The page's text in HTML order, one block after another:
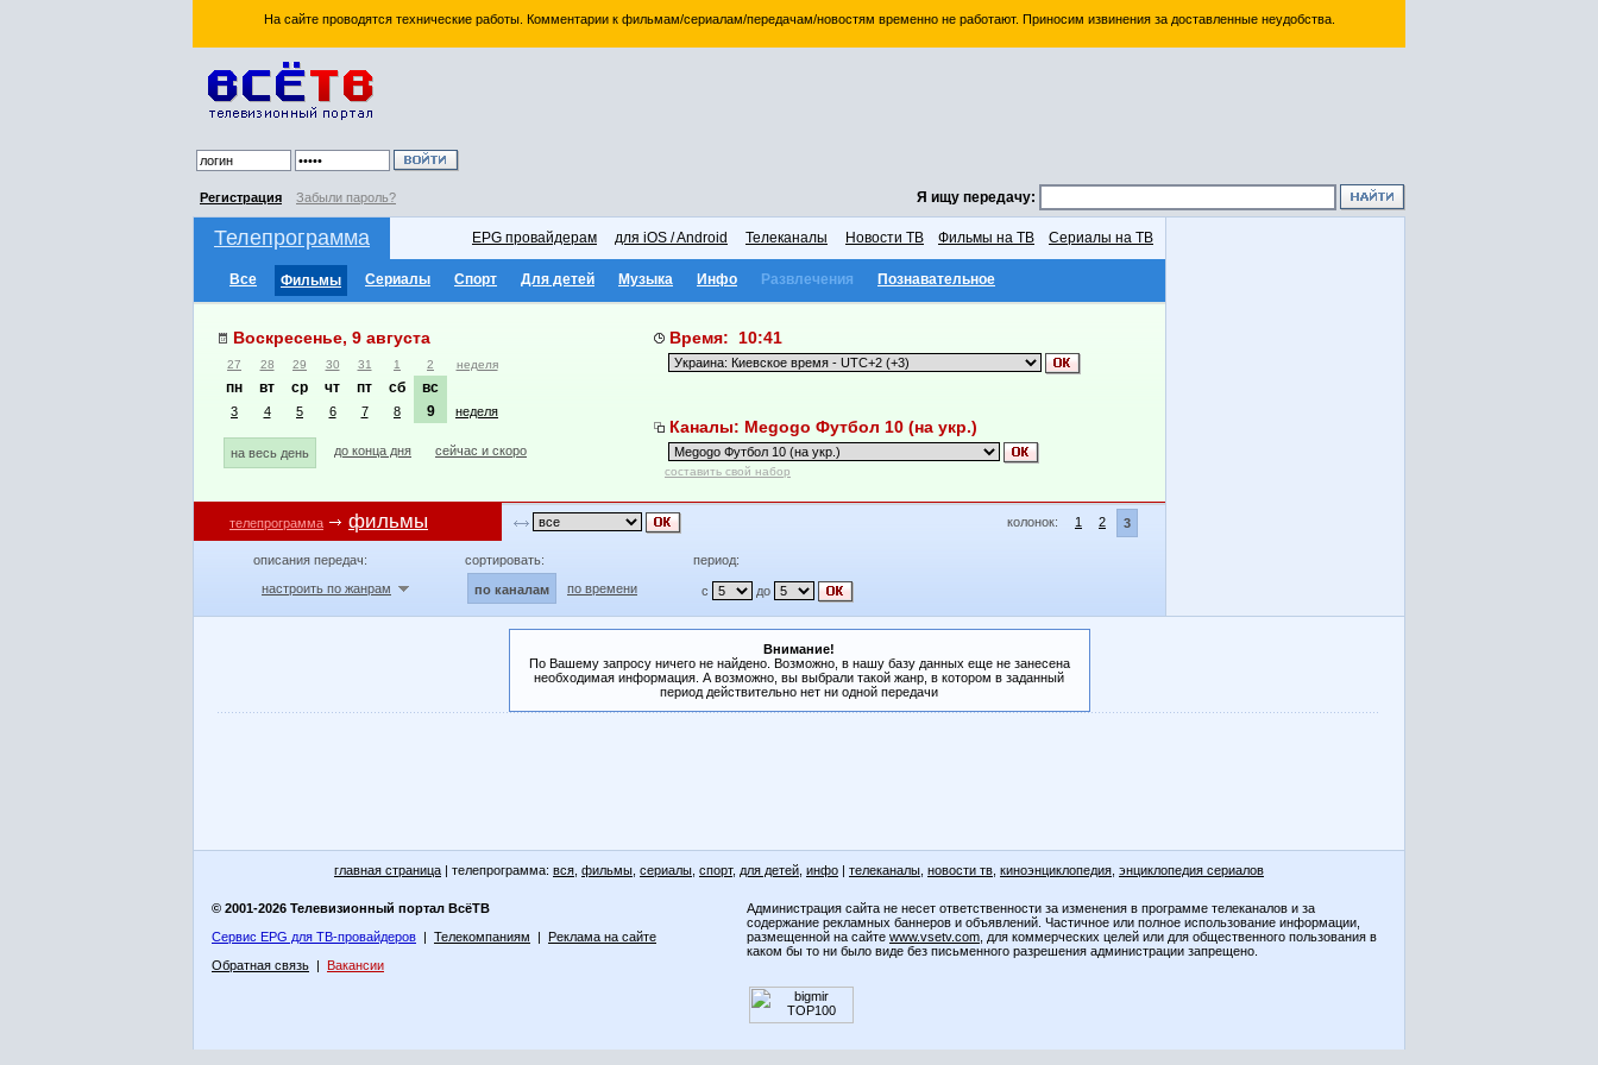
На сайте проводятся технические работы. Комментарии к фильмам/сериалам/передачам/новостям временно не работают. Приносим извинения за доставленные неудобства.
Регистрация Забыли пароль? Я ищу передачу:
Телепрограмма EPG провайдерам для iOS / Android Телеканалы Новости ТВ Фильмы на ТВ Сериалы на ТВ
Все Фильмы Сериалы Спорт Для детей Музыка Инфо Развлечения Познавательное
Воскресенье, 9 августа
27 28 29 30 31 1 2 неделя
пн вт ср чт пт сб вс
3 4 5 6 7 8 9 неделя
на весь день до конца дня сейчас и скоро
Время: 10:41
Каналы: Megogo Футбол 10 (на укр.)
составить свой набор
телепрограмма фильмы колонок: 1 2 3
описания передач:
настроить по жанрам
сортировать:
по каналам по времени
период:
с до
Внимание!
По Вашему запросу ничего не найдено. Возможно, в нашу базу данных еще не занесена
необходимая информация. А возможно, вы выбрали такой жанр, в котором в заданный
период действительно нет ни одной передачи
главная страница | телепрограмма: вся фильмы сериалы спорт, для детей инфо | телеканалы новости тв киноэнциклопедия энциклопедия сериалов
© 2001-2026 Телевизионный портал ВсёТВ
Сервис EPG для ТВ-провайдеров | Телекомпаниям | Реклама на сайте
Обратная связь | Вакансии
Администрация сайта не несет ответственности за изменения в программе телеканалов и за
содержание рекламных баннеров и объявлений. Частичное или полное использование информации,
размещенной на сайте www.vsetv.com , для коммерческих целей или для общественного пользования в
каком бы то ни было виде без письменного разрешения администрации запрещено.